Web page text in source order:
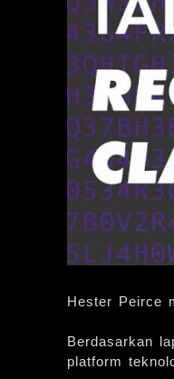
Hester Peirce
Berdasarkan
platform